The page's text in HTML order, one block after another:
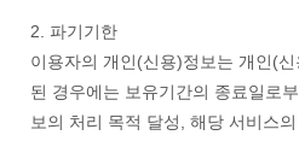
2. 파기기한
이용자의 개인(신용)정보는 개인(
된 경우에는 보유기간의 종료일로
보의 처리 목적 달성, 해당 서비스